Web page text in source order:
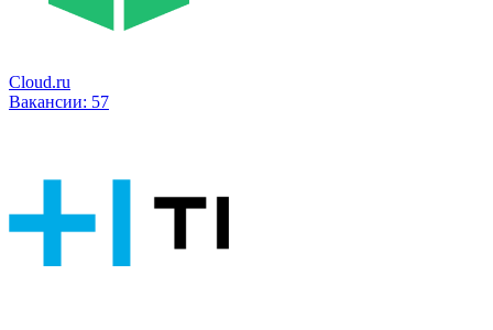
Cloud.ru
Вакансии: 57